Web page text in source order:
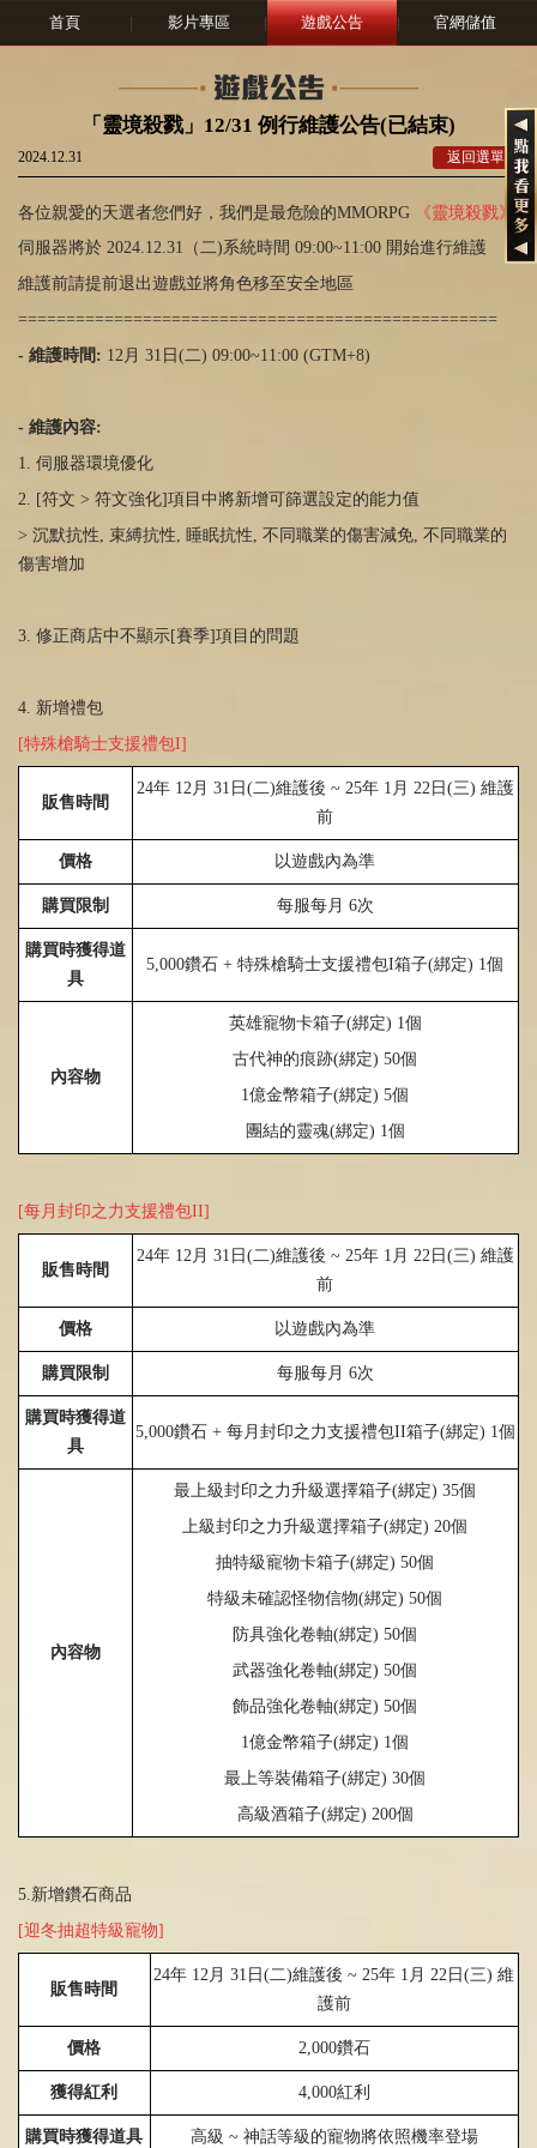
首頁 | 影片專區 | 遊戲公告 | 官網儲值
「靈境殺戮」12/31 例行維護公告(已結束)
2024.12.31 返回選單
各位親愛的天選者您們好，我們是最危險的MMORPG
《靈境殺戮》
伺服器將於 2024.12.31（二)系統時間 09:00~11:00 開始進行維護
維護前請提前退出遊戲並將角色移至安全地區
==================================================
- 維護時間: 12月 31日(二) 09:00~11:00 (GTM+8)
- 維護內容:
1. 伺服器環境優化
2. [符文 > 符文強化]項目中將新增可篩選設定的能力值
> 沉默抗性, 束縛抗性, 睡眠抗性, 不同職業的傷害減免, 不同職業的
傷害增加
3. 修正商店中不顯示[賽季]項目的問題
4. 新增禮包
[特殊槍騎士支援禮包I]
販售時間
24年 12月 31 日 (二)維護後 ~ 25年 1月 22日(三) 維護
前
價格 以遊戲內為準
購買限制 每服每月 6次
購買時獲得道
具
5,000鑽石 + 特殊槍騎士支援禮包I箱子(綁定) 1個
內容物
英雄寵物卡箱子(綁定) 1個
古代神的痕跡(綁定) 50個
1億金幣箱子(綁定) 5個
團結的靈魂(綁定) 1 個
[每月封印之力支援禮包II]
販售時間
24年 12 月 31 日 (二)維護後 ~ 25年 1月 22 日(三) 維護
前
價格 以遊戲內為準
購買限制 每服每月 6次
購買時獲得道
具
5,000鑽石 + 每月封印之力支援禮包II箱子(綁定) 1個
內容物
最 上級封印之力升級選擇箱子(綁定) 35個
上級封印之力升級選擇箱子(綁定) 20個
抽特級寵物卡箱子(綁定) 50個
特級未確認怪物信物(綁定) 50個
防具強化卷軸(綁定) 50個
武器強化卷軸(綁定) 50個
飾品強化卷軸(綁定) 50個
1億金幣箱子(綁定) 1個
最上等裝備箱子(綁定) 30個
高級酒箱子(綁定) 200個
5.新增鑽石商品
[迎冬抽超特級寵物]
販售時間
24年 12 月31 日(二)維護後 ~ 25年 1月 22 日(三) 維
護前
價格 2,000鑽石
獲得紅利 4,000紅利
購買時獲得道具 高級 ~ 神話等級的寵物將依照機率登場